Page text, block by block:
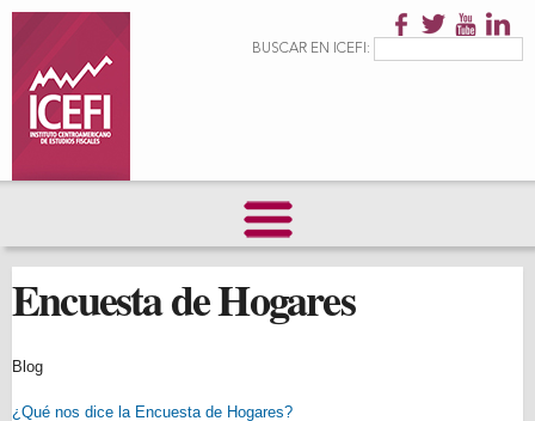
principalFormulario de
BUSCAR EN ICEFI:
Encuesta de Hogares
Blog
¿Qué nos dice la Encuesta de Hogares?